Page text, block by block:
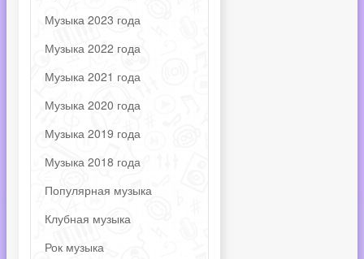
Музыка 2023 года
Музыка 2022 года
Музыка 2021 года
Музыка 2020 года
Музыка 2019 года
Музыка 2018 года
Популярная музыка
Клубная музыка
Рок музыка